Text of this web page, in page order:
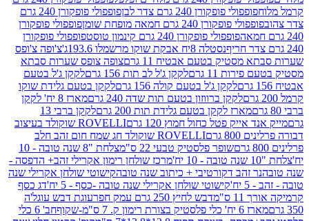
פופפולי פופקורן 240 גרם צדר לבן
פופפולי פופקורן 240 גרם
פופקורן 240 גרם חמאה מופחת שומן
פופפולי פופקורן
פופפולי פופקורן 240 גרם קינמון טוסט
פופפולי פופקורן
נסטלה 8יח אבקת שוקו מרשמלו 193.6ג'
צ'ופה צ'ופס
מסטיק בטעם אבטיח 11 גרם
צופה צופס שערות סבתא
11 גרם
לקקן ג'ל לב תות 156 גרם
לקקן ג'ל בטעם
לקקן ג'ל בטעם קולה 156 גרם
לקקן בטעם גלידת שוקו
לקקן ברווזון בטעם תות שדה 240 גרם
מארז 8 יח' לקקן
מארז לקקן בטעם גלידת תות 200 גרם
לקקן ברבי 13
אייק פטל כחול חמוץ 120 גרם
ROVELLI שוקולד בעיצוב
גרם
ROVELLI שוקולד חג שמח חום זהב חלב
שופר פלסטיק טבעי 22 ס"מ
צלחת "8 שנה טובה - 10
מרכז שולחן רימון אקרילי זהב+ הדפסה -
זהב דקורטיבי + כיתוב שנה טובהקישוטי שולחן אקרילי שנה
קישוטי שולחן אקרילי שנה טובה -כסף - 5 יח'
דג כסף
ס"מ
דבש לחיץ 250 גרם עמק חפר
עוגת דבש עוגל'ה
בצורת רימון ק. 7 ס"מ-שקוף
חב' 6 כלי